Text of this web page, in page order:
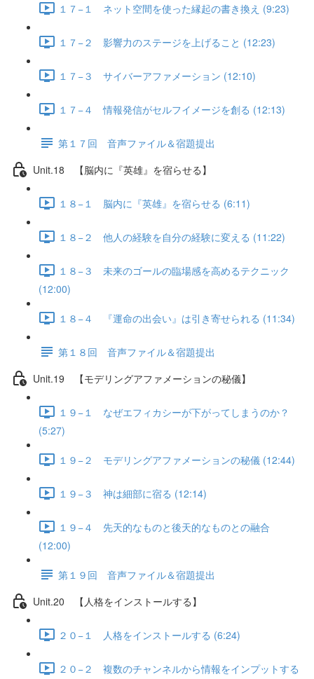
１７−１ ネット空間を使った縁起の書き換え (9:23)
１７−２ 影響力のステージを上げること (12:23)
１７−３ サイバーアファメーション (12:10)
１７−４ 情報発信がセルフイメージを創る (12:13)
第１７回 音声ファイル＆宿題提出
Unit.18 【脳内に『英雄』を宿らせる】
１８−１ 脳内に『英雄』を宿らせる (6:11)
１８−２ 他人の経験を自分の経験に変える (11:22)
１８−３ 未来のゴールの臨場感を高めるテクニック
(12:00)
１８−４ 『運命の出会い』は引き寄せられる (11:34)
第１８回 音声ファイル＆宿題提出
Unit.19 【モデリングアファメーションの秘儀】
１９−１ なぜエフィカシーが下がってしまうのか？
(5:27)
１９−２ モデリングアファメーションの秘儀 (12:44)
１９−３ 神は細部に宿る (12:14)
１９−４ 先天的なものと後天的なものとの融合
(12:00)
第１９回 音声ファイル＆宿題提出
Unit.20 【人格をインストールする】
２０−１ 人格をインストールする (6:24)
２０−２ 複数のチャンネルから情報をインプットする